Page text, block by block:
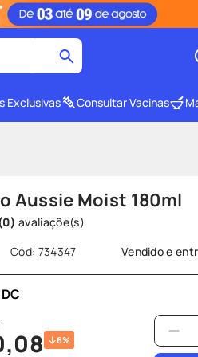
Exclusivas Consultar Vacinas
Aussie Moist 180ml
(0)
Cód: 734347 Vendido e
,08 6%